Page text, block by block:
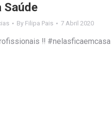
Saúde
By Filipa Pais 7 Abril 2020
‼️ #nelasficaemcasa